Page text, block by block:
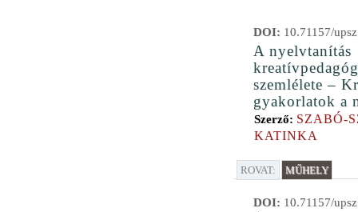
DOI: 10.71157/
A nyelvtanítás
szemlélete –
gyakorlatok a
Szerző: SZABÓ-
KATINKA
ROVAT: MŰHELY
DOI: 10.71157/